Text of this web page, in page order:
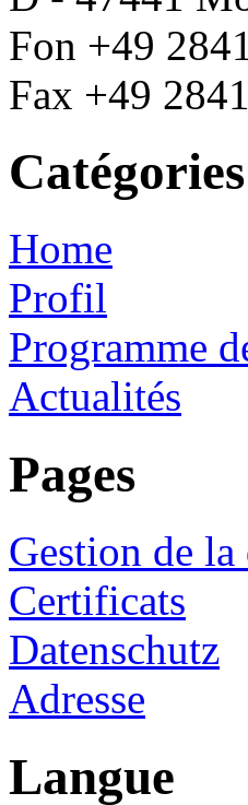
Fon +49
Fax +49
Catégories
Home
Profil
Programme
Actualités
Pages
Gestion de
Certificats
Datenschutz
Adresse
Langue